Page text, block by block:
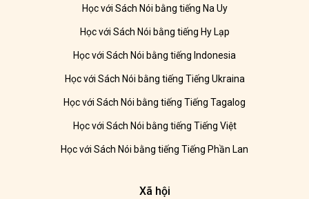
Học với Sách Nói bằng tiếng Na Uy
Học với Sách Nói bằng tiếng Hy Lạp
Học với Sách Nói bằng tiếng Indonesia
Học với Sách Nói bằng tiếng Tiếng Ukraina
Học với Sách Nói bằng tiếng Tiếng Tagalog
Học với Sách Nói bằng tiếng Tiếng Việt
Học với Sách Nói bằng tiếng Tiếng Phần Lan
Xã hội